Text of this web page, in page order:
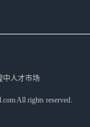
中人才市场
All rights reserved.